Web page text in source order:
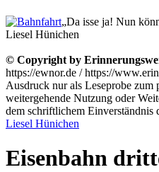
„Da isse ja! Nun
Liesel Hünichen
© Copyright by
https://ewnor.de / https://
Ausdruck nur als Leseprobe zum
weitergehende Nutzung oder
dem schriftlichem Einverständnis
Liesel Hünichen
Eisenbahn